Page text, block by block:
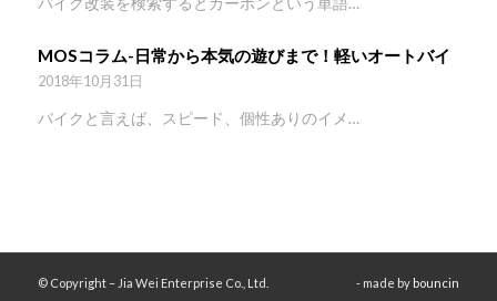
MOSコラム-日常から本気の遊びまで！軽いオートバイ
2018年10月31日
バイクと言えば、スピード、個性ありのイメ…
© Copyright – Jia Wei Enterprise Co., Ltd. - made by bouncin